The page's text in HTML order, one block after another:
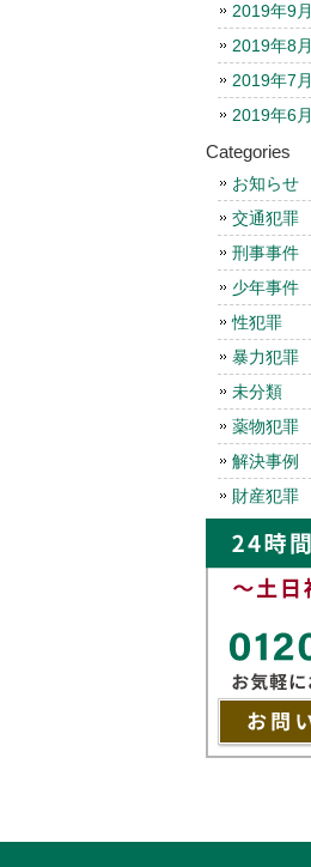
2019年9月
2019年8月
2019年7月
2019年6月
Categories
お知らせ
交通犯罪
刑事事件
少年事件
性犯罪
暴力犯罪
未分類
薬物犯罪
解決事例
財産犯罪